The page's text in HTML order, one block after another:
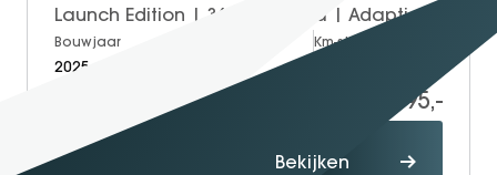
Launch Edition | 360° Camera | Adaptieve Cruise Control | Elektrisch Verstelbare Bestuurdersstoel + Geheugen | Stoelverwarming Bestuurder | Stoelventilatie Bestuurder | Apple Carplay | Android Auto | Sfeerverlichting | Elektrisch Inklapbare Buitenspiegels
Bouwjaar
2025
Km-stand
19.995,-
Bekijken